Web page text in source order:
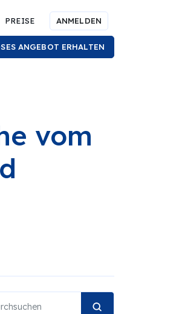
PREISE ANMELDEN
ANGEBOT ERHALTEN
vom